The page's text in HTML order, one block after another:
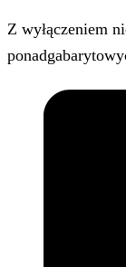
Z wyłączeniem